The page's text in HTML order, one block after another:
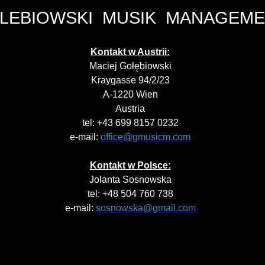
MUSIK
Kontakt wAustrii:
Maciej Gołębiowski
Kraygasse94/2/23
A-1220 Wien
Austria
tel : +43 699 8157 0232
e-mail: office@gmusicm.com
Kontaktw Polsce:
Jolanta Sosnowska
tel : +48 504 760 738
e-mail: sosnowska@gmail.com